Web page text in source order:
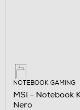
NOTEBOOK GAMING
MSI - Notebook
Nero